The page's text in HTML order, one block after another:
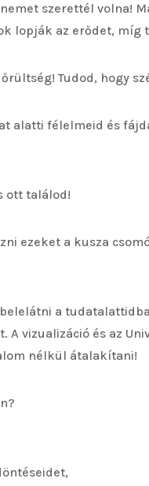
szerettél volna!
lopják az erődet, míg
Tudod, hogy
alatti félelmeid és
ott találod!
ezeket a kusza
a
vizualizáció és az
nélkül átalakítani!